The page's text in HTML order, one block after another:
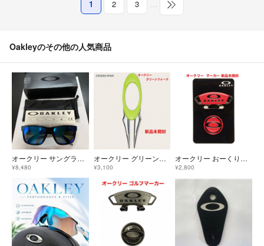
1 2 3 …
Oakleyのその他の人気商品
オークリー サングラス OAKLEY HOLBROOK ホルブルック アジアンフィット ジャパンフィット OO9244-19 56
¥8,480
オークリー グリーンフォーク マーカー アクセサリー 新品未使用
¥3,100
オークリー おーくりー マーカー ゴルフ マグネット アクセサリー 新品未使用
¥2,800